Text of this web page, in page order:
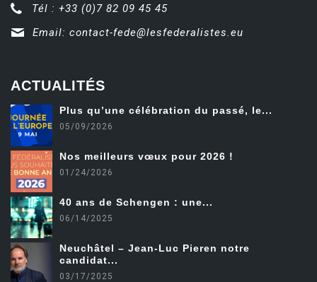
Tél : +33 (0)7 82 09 45 45
Email: contact-fede@lesfederalistes.eu
ACTUALITÉS
Plus qu’une célébration du passé, le...
05/09/2026
Nos meilleurs vœux pour 2026 !
01/24/2026
40 ans de Schengen : une...
06/14/2025
Neuchâtel – Jean-Luc Pieren notre
candidat...
03/17/2025